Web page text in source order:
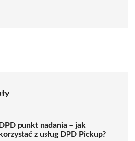
DPD punkt nadania – jak
korzystać z usług DPD Pickup?